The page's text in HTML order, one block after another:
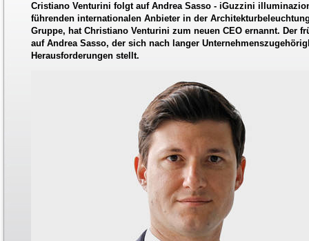
Cristiano Venturini folgt auf Andrea Sasso - iGuzzini
führenden internationalen Anbieter in der
Gruppe, hat Christiano Venturini zum neuen CEO ernannt. Der
auf Andrea Sasso, der sich nach langer
Herausforderungen stellt.